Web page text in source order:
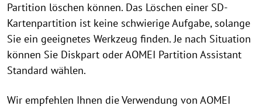
Partition löschen können. Das Löschen einer SD-
Kartenpartition ist keine schwierige Aufgabe, solange
Sie ein geeignetes Werkzeug finden. Je nach Situation
können Sie Diskpart oder AOMEI Partition Assistant
Standard wählen.
Wir empfehlen Ihnen die Verwendung von AOMEI